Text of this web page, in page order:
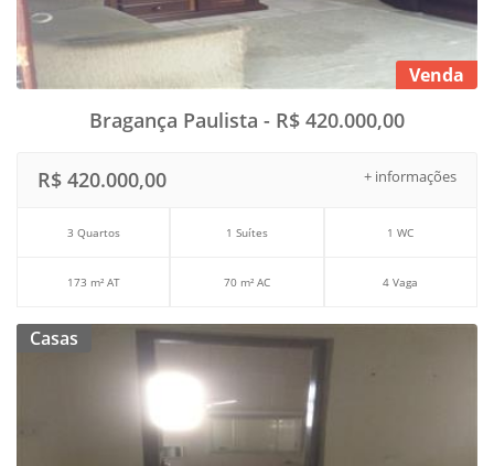
Venda
Bragança Paulista - R$ 420.000,00
+ informações
R$ 420.000,00
3 Quartos 1 Suítes 1 WC
173 m² AT 70 m² AC 4 Vaga
Casas